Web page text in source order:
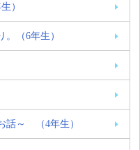
）
（6年生）
話～ （4年生）